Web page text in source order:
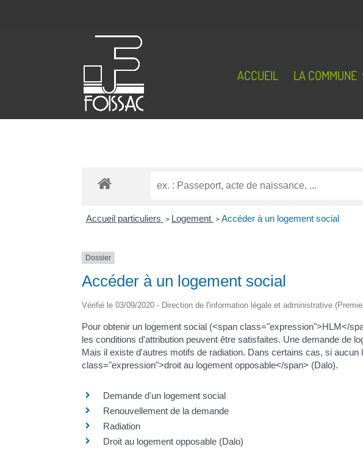
ACCUEIL LA COMMUNE
Accueil particuliers > Logement >Accéder à un logement social
Dossier
Accéder à un logement social
Vérifié le 03/09/2020 - Direction de l'information légale et administrative
Pour obtenir un logement social (<span class="expression">HLM</
les conditions d'attribution peuvent être satisfaites. Une demande de
Mais il existe d'autres motifs de radiation. Dans certains cas, si
class="expression">droit au logement opposable</span> (Dalo).
Demande d'un logement social
Renouvellement de la demande
Radiation
Droit au logement opposable (Dalo)